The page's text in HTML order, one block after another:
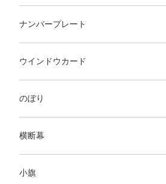
ナンバープレート
ウインドウカード
のぼり
横断幕
小旗